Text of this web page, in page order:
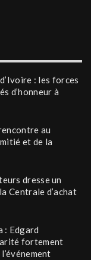
: les forces
d’honneur à
au
et de la
dresse un
Centrale d’achat
: Edgard
fortement